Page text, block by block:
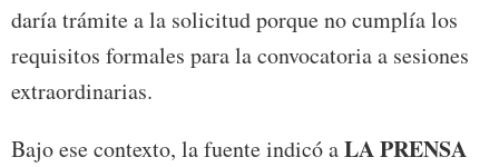
daría trámite a la solicitud porque no cumplía los
requisitos formales para la convocatoria a sesiones
extraordinarias.
Bajo ese contexto, la fuente indicó aLA PRENSA